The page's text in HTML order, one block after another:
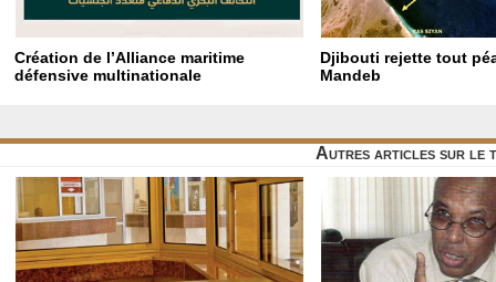
Création de l’Alliance maritime
défensive multinationale
Djibouti rejette tout
Mandeb
Autres articles sur le